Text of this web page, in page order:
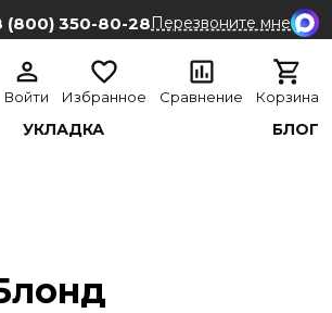
(800) 350-80-28Перезвоните мне
Войти Избранное Сравнение Корзина
УКЛАДКА БЛОГ